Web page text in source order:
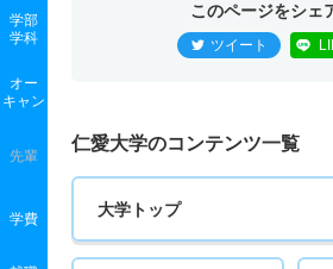
学部
学科
オー
キャン
先輩
学費
このページをシェ
ツイート
仁愛大学のコンテンツ一覧
大学トップ